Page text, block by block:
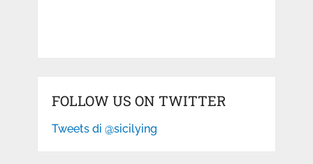
FOLLOW US ON TWITTER
Tweets di @sicilying